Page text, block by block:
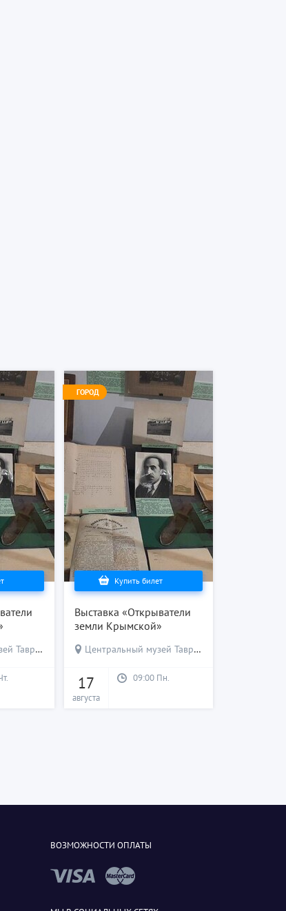
Тавриды
Выставка «Открыватели
земли Крымской»
Центральный музей Тавриды
17
августа
09:00 Пн.
ГОРОД
Купить билет
ВОЗМОЖНОСТИ ОПЛАТЫ